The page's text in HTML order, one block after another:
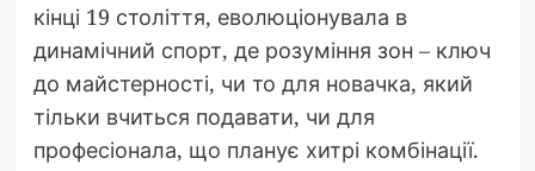
кінці 19 століття, еволюціонувала в
динамічний спорт, де розуміння зон – ключ
до майстерності, чи то для новачка, який
тільки вчиться подавати, чи для
професіонала, що планує хитрі комбінації.